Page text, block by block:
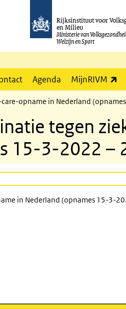
Rijksinstituut voor
en Milieu
Ministerie van
Welzijn en Sport
Agenda MijnRIVM
opname in Nederland
tegen
15-3-2022 –
in Nederland (opnames 15-3-